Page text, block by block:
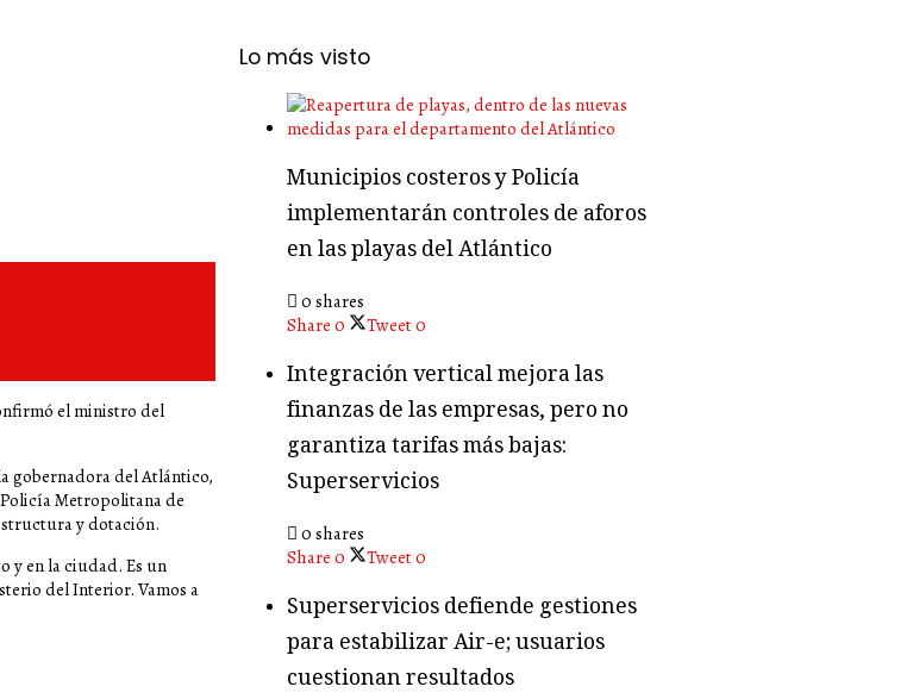
el ministro del
gobernadora del Atlántico,
Metropolitana de
y dotación.
y en la ciudad. Es un
del Interior. Vamos a
Lo más visto
Municipios costeros y Policía
implementarán controles de aforos
en las playas del Atlántico
0 shares
Share 0 Tweet0
Integración vertical mejora las
finanzas de las empresas, pero no
garantiza tarifas más bajas:
Superservicios
0 shares
Share 0 Tweet0
Superservicios defiende gestiones
para estabilizar Air-e; usuarios
cuestionan resultados